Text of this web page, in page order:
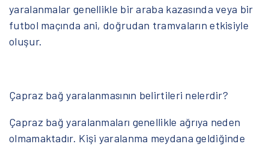
yaralanmalar genellikle bir araba kazasında veya bir
futbol maçında ani, doğrudan tramvaların etkisiyle
oluşur.
Çapraz bağ yaralanmasının belirtileri nelerdir?
Çapraz bağ yaralanmaları genellikle ağrıya neden
olmamaktadır. Kişi yaralanma meydana geldiğinde